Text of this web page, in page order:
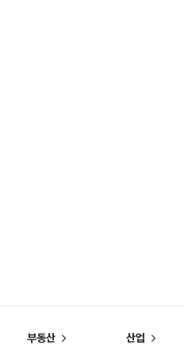
부동산 산업